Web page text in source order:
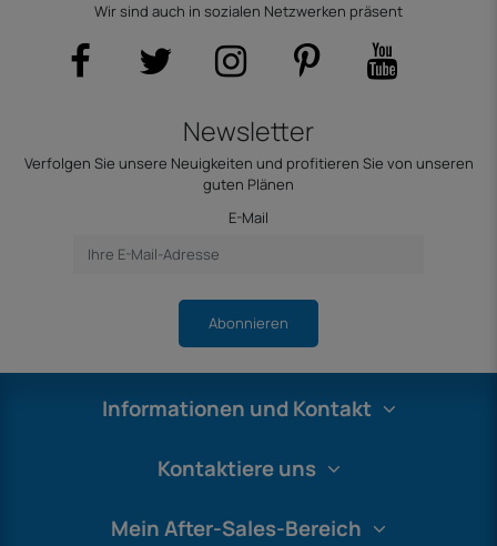
Wir sind auch in sozialen Netzwerken präsent
Newsletter
Verfolgen Sie unsere Neuigkeiten und profitieren Sie von unseren
guten Plänen
E-Mail
Abonnieren
Informationen und Kontakt
Kontaktiere uns
Mein After-Sales-Bereich